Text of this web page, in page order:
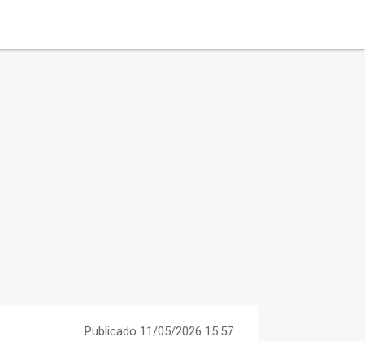
Publicado 11/05/2026 15:57